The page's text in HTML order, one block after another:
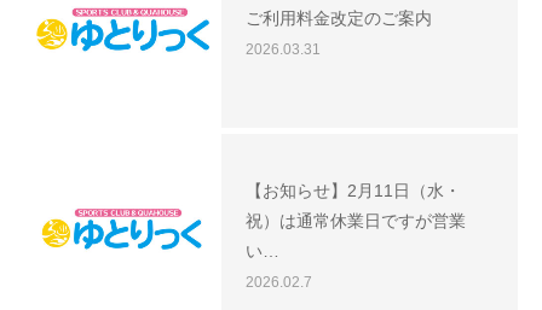
ご利用料金改定のご案内
2026.03.31
【お知らせ】2月11日（水・
祝）は通常休業日ですが営業
い…
2026.02.7